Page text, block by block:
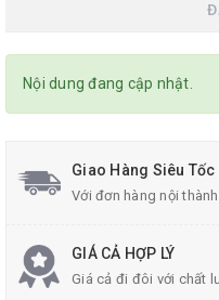
Nội dung đang cập nhật.
Giao Hàng Siêu Tốc
Với đơn hàng nội
GIÁ CẢ HỢP LÝ
Giá cả đi đôi với chất